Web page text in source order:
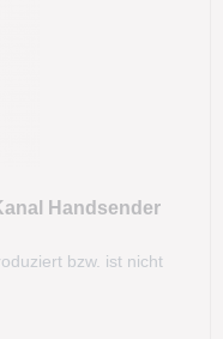
Handsender
bzw. ist nicht